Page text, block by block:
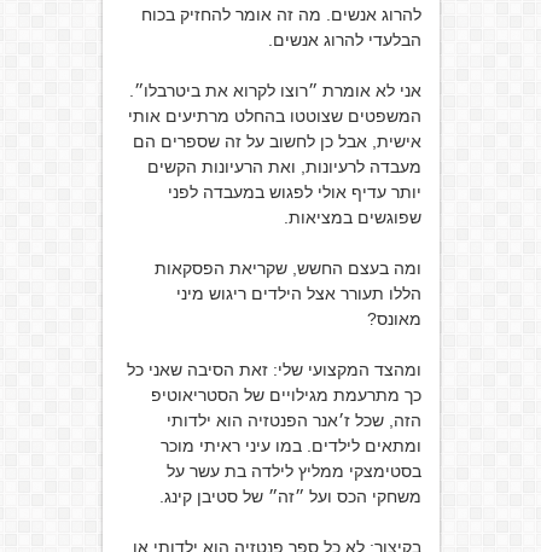
להרוג אנשים. מה זה אומר להחזיק בכוח
הבלעדי להרוג אנשים.
אני לא אומרת ״רוצו לקרוא את ביטרבלו״.
המשפטים שצוטטו בהחלט מרתיעים אותי
אישית, אבל כן לחשוב על זה שספרים הם
מעבדה לרעיונות, ואת הרעיונות הקשים
יותר עדיף אולי לפגוש במעבדה לפני
שפוגשים במציאות.
ומה בעצם החשש, שקריאת הפסקאות
הללו תעורר אצל הילדים ריגוש מיני
מאונס?
ומהצד המקצועי שלי: זאת הסיבה שאני כל
כך מתרעמת מגילויים של הסטריאוטיפ
הזה, שכל ז׳אנר הפנטזיה הוא ילדותי
ומתאים לילדים. במו עיני ראיתי מוכר
בסטימצקי ממליץ לילדה בת עשר על
משחקי הכס ועל ״זה״ של סטיבן קינג.
בקיצור: לא כל ספר פנטזיה הוא ילדותי או